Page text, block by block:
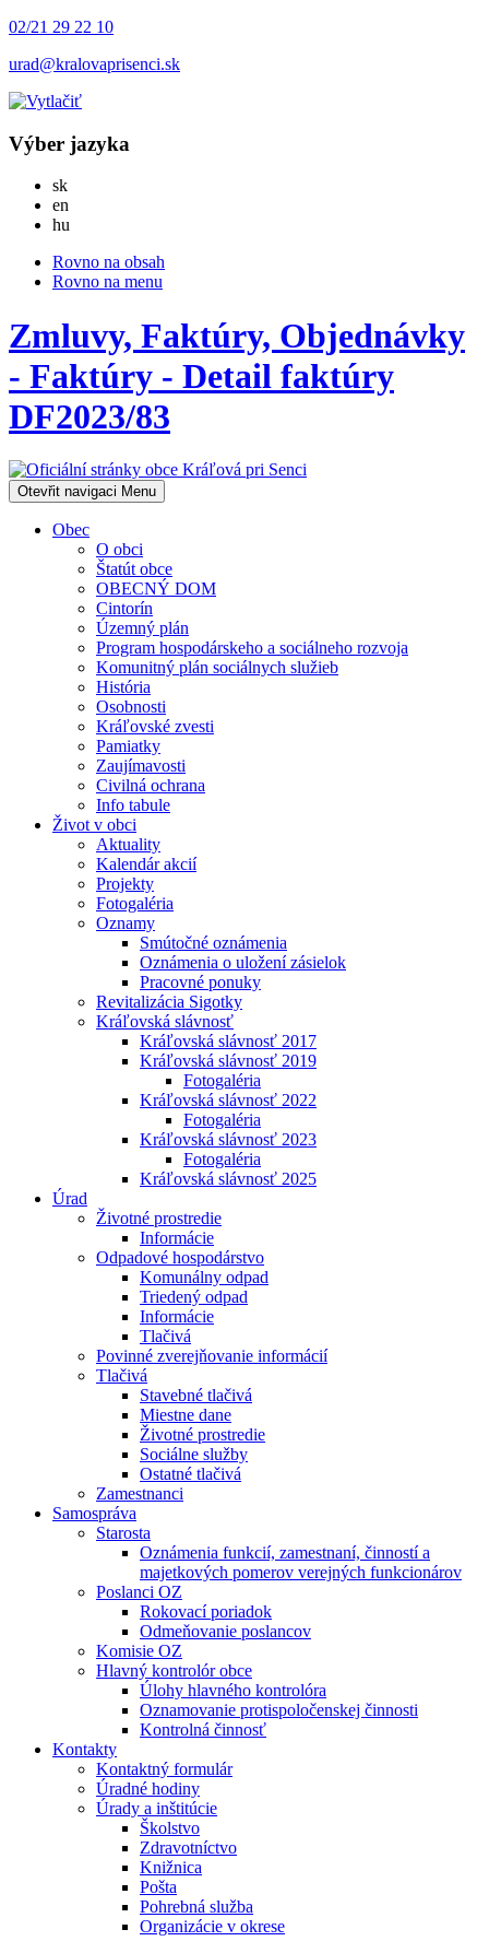
02/21 29 22 10
urad@kralovaprisenci.sk
Výber jazyka
skSlovensky
en
hu
Rovno na obsah
Rovno na menu
Zmluvy, Faktúry, Objednávky
- Faktúry - Detail faktúry
DF2023/83
Otevřit navigaci Menu
Obec
O obci
Štatút obce
OBECNÝ DOM
Cintorín
Územný plán
Program hospodárskeho a sociálneho rozvoja
Komunitný plán sociálnych služieb
História
Osobnosti
Kráľovské zvesti
Pamiatky
Zaujímavosti
Civilná ochrana
Info tabule
Život v obci
Aktuality
Kalendár akcií
Projekty
Fotogaléria
Oznamy
Smútočné oznámenia
Oznámenia o uložení zásielok
Pracovné ponuky
Revitalizácia Sigotky
Kráľovská slávnosť
Kráľovská slávnosť 2017
Kráľovská slávnosť 2019
Fotogaléria
Kráľovská slávnosť 2022
Fotogaléria
Kráľovská slávnosť 2023
Fotogaléria
Kráľovská slávnosť 2025
Úrad
Životné prostredie
Informácie
Odpadové hospodárstvo
Komunálny odpad
Triedený odpad
Informácie
Tlačivá
Povinné zverejňovanie informácií
Tlačivá
Stavebné tlačivá
Miestne dane
Životné prostredie
Sociálne služby
Ostatné tlačivá
Zamestnanci
Samospráva
Starosta
Oznámenia funkcií, zamestnaní, činností a
majetkových pomerov verejných funkcionárov
Poslanci OZ
Rokovací poriadok
Odmeňovanie poslancov
Komisie OZ
Hlavný kontrolór obce
Úlohy hlavného kontrolóra
Oznamovanie protispoločenskej činnosti
Kontrolná činnosť
Kontakty
Kontaktný formulár
Úradné hodiny
Úrady a inštitúcie
Školstvo
Zdravotníctvo
Knižnica
Pošta
Pohrebná služba
Organizácie v okrese